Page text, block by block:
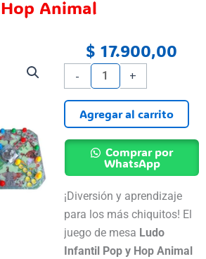
Hop Animal
$ 17.900,00
¡Diversión y aprendizaje
para los más chiquitos! El
juego de mesa Ludo
Infantil Pop y Hop Animal
-
Juego
De
Mesa
Ludo
Matic
Hop
Animal
cantidad
+
Agregar al carrito
Comprar por
WhatsApp